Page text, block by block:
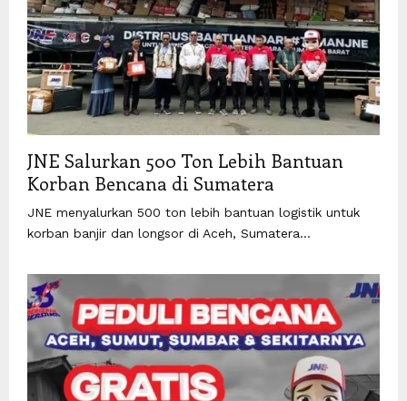
JNE Salurkan 500 Ton Lebih Bantuan
Korban Bencana di Sumatera
JNE menyalurkan 500 ton lebih bantuan logistik untuk
korban banjir dan longsor di Aceh, Sumatera...